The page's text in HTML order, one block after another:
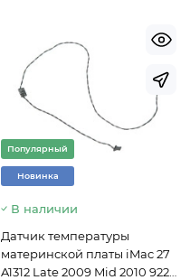
Популярный
Новинка
В наличии
Датчик температуры
материнской платы iMac 27
A1312 Late 2009 Mid 2010 922-